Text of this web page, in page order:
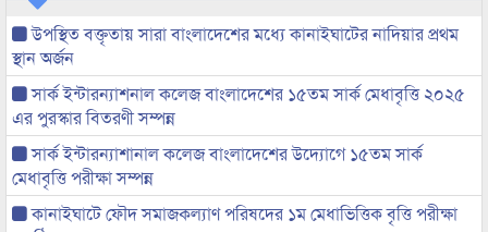
উপস্থিত বক্তৃতায় সারা বাংলাদেশের মধ্যে কানাইঘাটের নাদিয়ার প্রথম
স্থান অর্জন
সার্ক ইন্টারন্যাশনাল কলেজ বাংলাদেশের ১৫তম সার্ক মেধাবৃত্তি ২০২৫
এর পুরস্কার বিতরণী সম্পন্ন
সার্ক ইন্টারন্যাশানাল কলেজ বাংলাদেশের উদ্যোগে ১৫তম সার্ক
মেধাবৃত্তি পরীক্ষা সম্পন্ন
কানাইঘাটে ফৌদ সমাজকল্যাণ পরিষদের ১ম মেধাভিত্তিক বৃত্তি পরীক্ষা